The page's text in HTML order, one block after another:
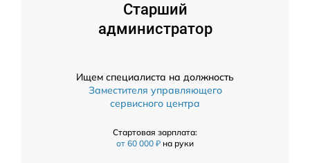
Старший
администратор
Ищем специалиста на должность
Заместителя управляющего
сервисного центра
Стартовая зарплата:
от 60 000 ₽ на руки